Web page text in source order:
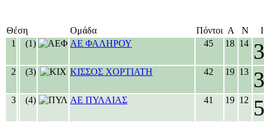
Θέση Ομάδα Πόντοι Α Ν
Ι
1
(1) ΑΕ ΦΑΛΗΡΟΥ 45 18 14
2 (3) ΚΙΣΣΟΣ ΧΟΡΤΙΑΤΗ 42 19 13
3 (4) ΑΕ ΠΥΛΑΙΑΣ 41 19 12